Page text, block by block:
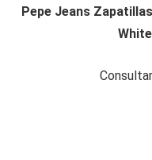
Pepe Jeans